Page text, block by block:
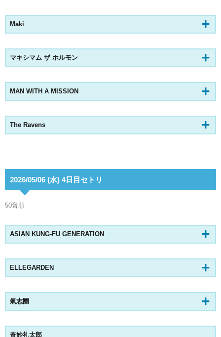
Maki
マキシマム ザ ホルモン
MAN WITH A MISSION
The Ravens
2026/05/06 (水) 4日目セトリ
50音順
ASIAN KUNG-FU GENERATION
ELLEGARDEN
氣志團
奇妙礼太郎